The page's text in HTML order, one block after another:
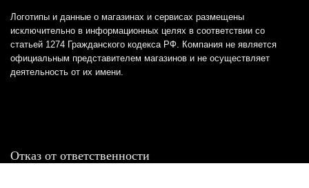
Логотипы и данные о магазинах и сервисах размещены
исключительно в информационных целях в соответствии со
статьей 1274 Гражданского кодекса РФ. Компания не является
официальным представителем магазинов и не осуществляет
деятельность от их имени.
Отказ от ответственности